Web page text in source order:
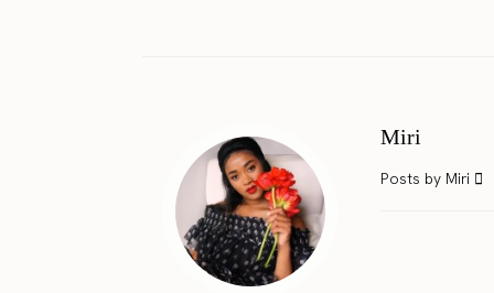
Miri
Posts by Miri